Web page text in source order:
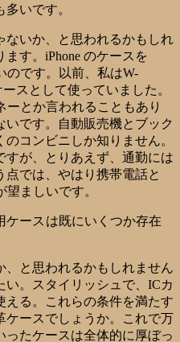
いです。
ないか、と思われるかもしれ
す。iPhone のケースを
のです。以前、私はW-
スとして使っていました。
ーとか言われることもあり
いです。自動販売機とブック
コンビニしか知りません。
すが、とりあえず、通勤には
では、やはり携帯電話と
望ましいです。
ケース は既にいくつか存在
、と思われるかもしれません
。スタイリッシュで、ICカ
える。これらの条件を満たす
ケースでしょうか。これで万
たケースは全体的に厚ぼっ